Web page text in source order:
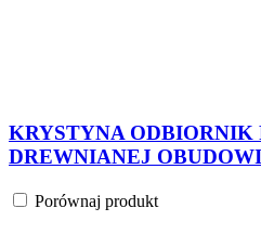
KRYSTYNA ODBIORNIK
DREWNIANEJ
Porównaj produkt